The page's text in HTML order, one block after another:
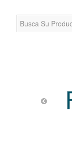
Search
for: